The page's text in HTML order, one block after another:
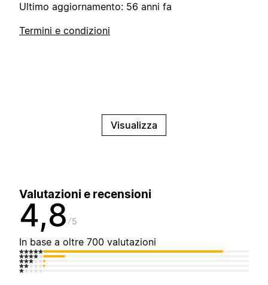
Ultimo aggiornamento: 56 anni fa
Termini e condizioni
Visualizza
Valutazioni e recensioni
4,8 5
In base a oltre 700 valutazioni